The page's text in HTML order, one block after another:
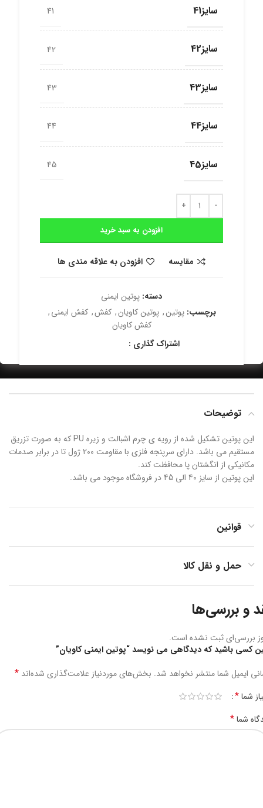
سایز41 41
سایز42 42
سایز43 43
سایز44 44
سایز45 45
افزودن به سبد خرید
مقایسه افزودن به علاقه مندی ها
دسته: پوتین ایمنی
برچسب: پوتین, پوتین کاویان, کفش, کفش ایمنی,
کفش کاویان
اشتراک گذاری :
توضیحات
این پوتین تشکیل شده از رویه ی چرم اشبالت و زیره PU که به صورت تزریق
مستقیم می باشد. دارای سرپنجه فلزی با مقاومت 200 ژول تا در برابر صدمات
مکانیکی از انگشتان پا محافظت کند.
این پوتین از سایز 40 الی 45 در فروشگاه موجود می باشد.
قوانین
حمل و نقل کالا
و بررسی‌ها
بررسی‌ای ثبت نشده است.
کسی باشید که دیدگاهی می نویسد “پوتین ایمنی کاویان”
ایمیل شما منتشر نخواهد شد. بخش‌های موردنیاز علامت‌گذاری شده‌اند *
شما*
شما*